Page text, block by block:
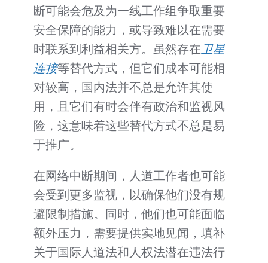
断可能会危及为一线工作组争取重要
安全保障的能力，或导致难以在需要
时联系到利益相关方。虽然存在卫星
连接等替代方式，但它们成本可能相
对较高，国内法并不总是允许其使
用，且它们有时会伴有政治和监视风
险，这意味着这些替代方式不总是易
于推广。
在网络中断期间，人道工作者也可能
会受到更多监视，以确保他们没有规
避限制措施。同时，他们也可能面临
额外压力，需要提供实地见闻，填补
关于国际人道法和人权法潜在违法行